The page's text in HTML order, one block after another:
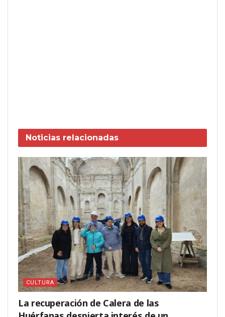
Noticias relacionadas
CULTURA
La recuperación de Calera de las